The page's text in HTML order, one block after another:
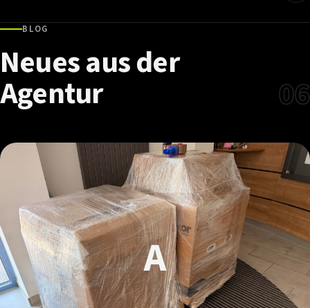
BLOG
Neuesausder
Agentur 06